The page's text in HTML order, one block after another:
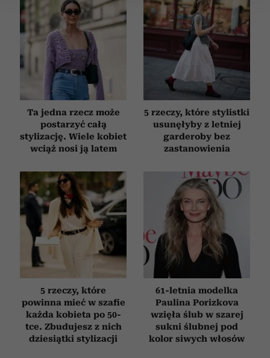
Wykorzystujemy pliki cookie do spersonalizowania treści
i reklam, aby oferować funkcje społecznościowe i
analizować ruch w naszej witrynie. Informacje o tym, jak
korzystasz z naszej witryny, udostępniamy partnerom
społecznościowym, reklamowym i analitycznym.
Partnerzy mogą połączyć te informacje z innymi danymi
otrzymanymi od Ciebie lub uzyskanymi podczas
korzystania z ich usług.
Ta jedna rzecz może
postarzyć całą
stylizację. Wiele kobiet
wciąż nosi ją latem
5 rzeczy, które stylistki
usunęłyby z letniej
garderoby bez
zastanowienia
5 rzeczy, które
powinna mieć w szafie
każda kobieta po 50-
tce. Zbudujesz z nich
dziesiątki stylizacji
61-letnia modelka
Paulina Porizkova
wzięła ślub w szarej
sukni ślubnej pod
kolor siwych włosów